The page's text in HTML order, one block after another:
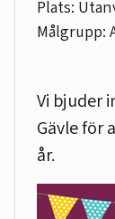
Plats:
Målgrupp:
Vi bjuder
Gävle för
år.